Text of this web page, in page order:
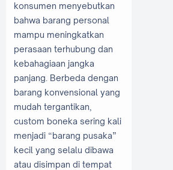
konsumen menyebutkan
bahwa barang personal
mampu meningkatkan
perasaan terhubung dan
kebahagiaan jangka
panjang. Berbeda dengan
barang konvensional yang
mudah tergantikan,
custom boneka sering kali
menjadi “barang pusaka”
kecil yang selalu dibawa
atau disimpan di tempat